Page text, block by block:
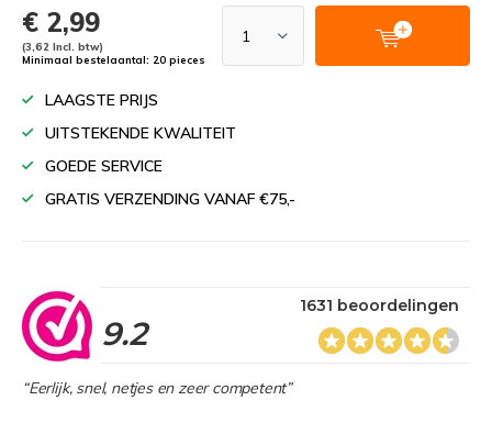
€ 2,99
(3,62 Incl. btw)
Minimaal bestelaantal: 20 pieces
LAAGSTE PRIJS
UITSTEKENDE KWALITEIT
GOEDE SERVICE
GRATIS VERZENDING VANAF €75,-
9.2
1631 beoordelingen
“Eerlijk, snel, netjes en zeer competent”